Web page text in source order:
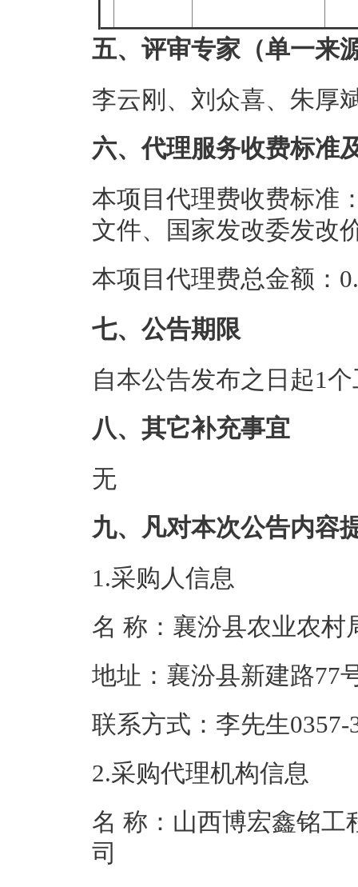
五、评审专家（单一来
李云刚、刘众喜、朱厚
六、代理服务收费标准
本项目代理费收费标准
文件、国家发改委发改
本项目代理费总金额：
七、公告期限
自本公告发布之日起1
八、其它补充事宜
无
九、凡对本次公告内容
1.采购人信息
名 称：襄汾县
地址：襄汾县
联系方式：李先
2.采购代理机构信息
名 称：山西博宏鑫铭工